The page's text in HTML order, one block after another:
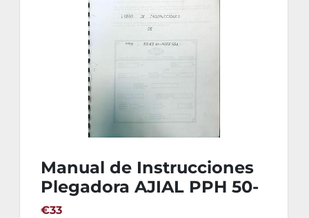
Manual de Instrucciones
Plegadora AJIAL PPH 50-
60 TN-HIFESSA
€33